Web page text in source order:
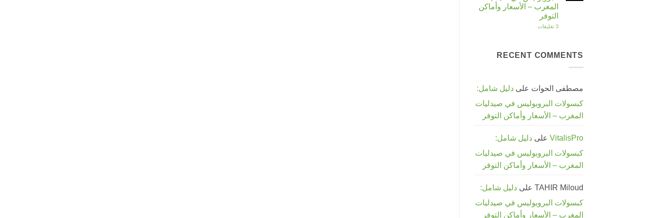
|
SLIMPLUS
مغنيسيوم
جلايسينات:
لماذا
يعتبر
صحتك؟
المغرب – الأسعار وأماكن
التوفر
3 تعليقات
البروبوليس
في
وأماكن
RECENT COMMENTS
مصطفى الحوات على دليل شامل:
كبسولات البروبوليس في صيدليات
المغرب – الأسعار وأماكن التوفر
VitalisPro على دليل شامل:
كبسولات البروبوليس في صيدليات
المغرب – الأسعار وأماكن التوفر
TAHIR Miloud على دليل شامل:
كبسولات البروبوليس في صيدليات
المغرب – الأسعار وأماكن التوفر